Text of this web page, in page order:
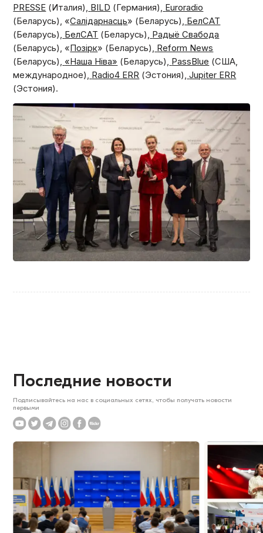
PRESSE (Италия), BILD (Германия), Euroradio
(Беларусь), «Салідарнасць» (Беларусь), БелСАТ
(Беларусь), БелСАТ (Беларусь), Радыё Свабода
(Беларусь), «Позірк» (Беларусь), Reform News
(Беларусь), «Наша Ніва» (Беларусь), PassBlue (США,
международное), Radio4 ERR (Эстония), Jupiter ERR
(Эстония).
Последние новости
Подписывайтесь на нас в социальных сетях, чтобы получать новости
первыми